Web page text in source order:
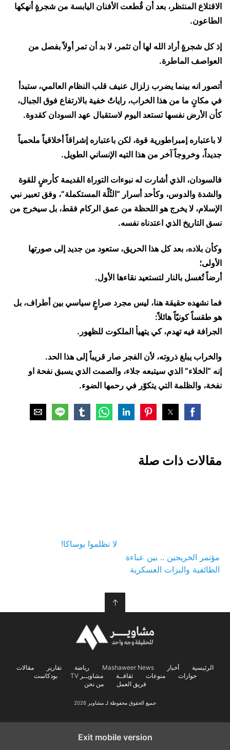
الاقتلاع المنتظر، بعد أن قُطعت الأفنان اليابسة من شجرةٍ أنهكها
الطاعون.
إذ كل شجرةٍ أراد الله لها أن تثمر، لا بد أن تمر أولاً بفصل من
العواصف الماطرة.
أتصور انه بينما يضرب زلزال عنيف قلب النظام العالمي، ستبدأ
في مكانٍ ما من هذا الخراب، راياتٌ خفية بالارتفاع فوق الجبال،
كأن الأرض نفسها تستعد اليوم لاستقبال عهد السودان كقدوة.
لا باعتباره إمبراطورية قوة، لكن باعتباره إشراقاً أخلاقياً ملحمياً
جديداً، وخروجاً آخر من هذا التيه الإنساني الطويل.
فالسودان، الذي أشارت له نبوءات التوراة القديمة كأرضٍ للقوة
والشدة والدوس، وكأحد أسرار “الثُلّة المستكملة”، وفق تعبير نبي
الإسلام، لا يخرج هو اللحظة من عمق الركام فقط، بل سيخرج من
نسق التاريخ الذي اعتدناه نفسه.
وكأن بلاده، بعد كل هذا الحريق، ستعود من جديد إلى صورتها
الأولى؛
أرضاً تُغسل بالنار لتستعيد نقاءها الأول.
فما نشهده حقيقة هنا، ليس مجرد صراعٍ سياسي بين أطراف، بل
هو طقساً كونيّاً هائلاً:
الجرافة فيه تهدم، كي يتهيأ الملكوت للظهور.
والخراب يبلغ ذروته، لأن الفجر صار قريباً إلى هذا الحد.
إنه “الخلاء” الذي سيتبعه جلاء، والصمت الذي يسبق نفحة او
نفخة، والظلمة التي يتكوّر في رحمها الضوء.
مقالات ذات صلة
مؤتمر الخريجين .. بين عباءة
الطائفية والبزات العسكرية
لا تظلموا بوساكا!
↑
الرئيسية أخبار Mashaweer News رياضة تقارير
مقالات
حوارات
منوعات ثقافــة مشاويــر TV
بودكاست
فريق العمل
من نحن
جميع الحقوق محفوظة لـ مشاوير 2026
Exit mobile version